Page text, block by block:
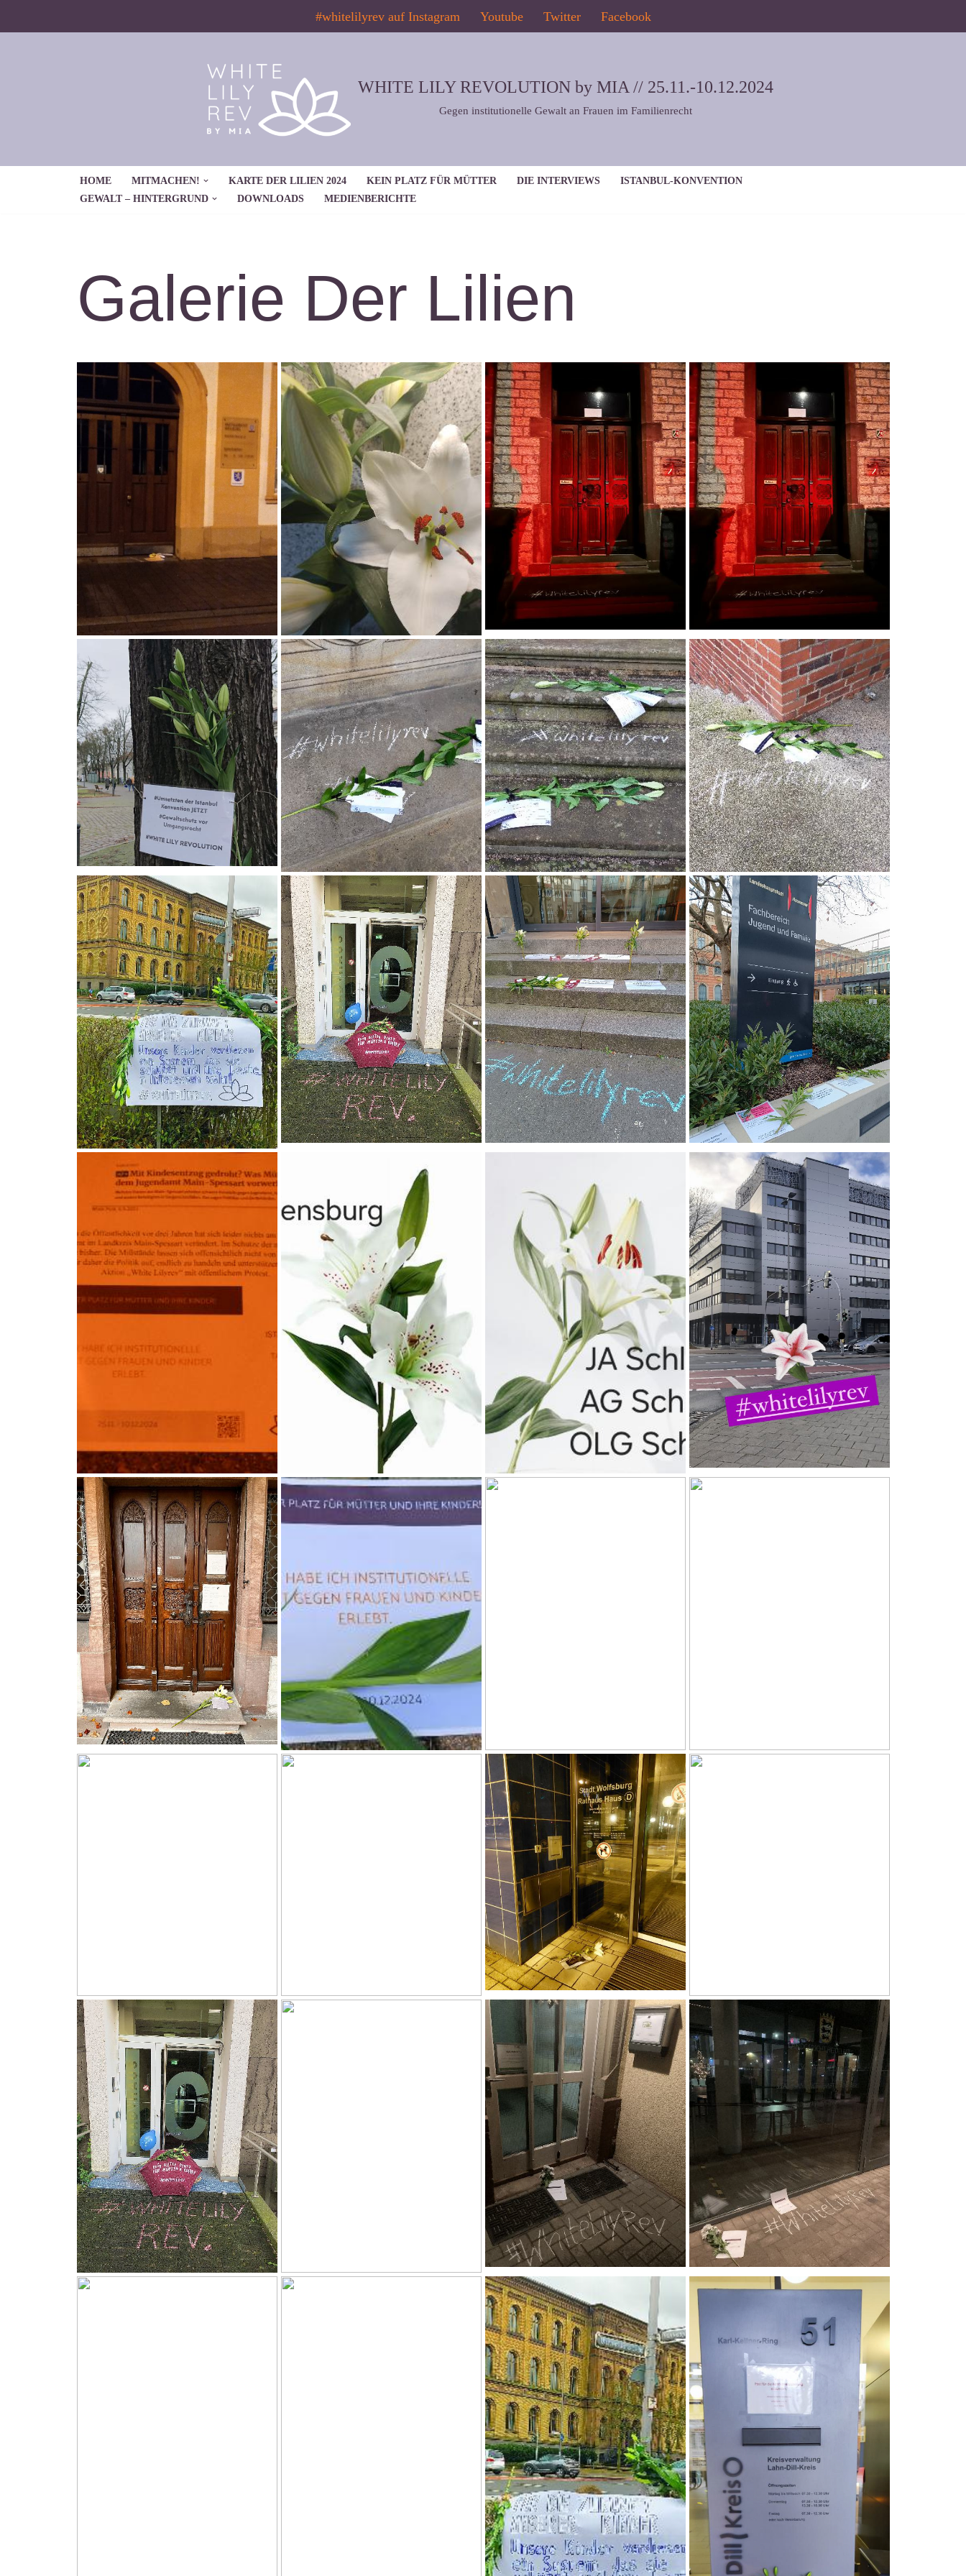
#whitelilyrev auf Instagram Youtube Twitter Facebook
WHITE LILY REVOLUTION by MIA // 25.11.-10.12.2024
Gegen institutionelle Gewalt an Frauen im Familienrecht
HOME MITMACHEN! KARTE DER LILIEN 2024 KEIN PLATZ FÜR MÜTTER DIE INTERVIEWS
ISTANBUL-KONVENTION
GEWALT – HINTERGRUND
DOWNLOADS MEDIENBERICHTE
Galerie Der Lilien